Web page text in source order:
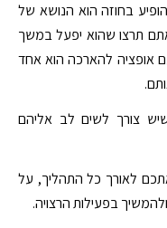
בחוזה הוא הנושא של
תרצו שהוא יפעל במשך
אופציה להארכה הוא אחד
צורך לשים לב אליהם
לאורך כל התהליך, על
בפעילות הרצויה.